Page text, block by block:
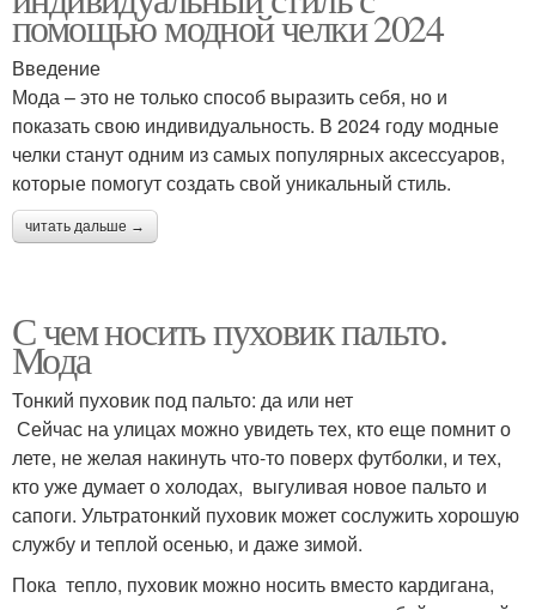
помощью модной челки 2024
Введение
Мода – это не только способ выразить себя, но и
показать свою индивидуальность. В 2024 году модные
челки станут одним из самых популярных аксессуаров,
которые помогут создать свой уникальный стиль.
читать дальше →
С чем носить пуховик пальто.
Мода
Тонкий пуховик под пальто: да или нет
Сейчас на улицах можно увидеть тех, кто еще помнит о
лете, не желая накинуть что-то поверх футболки, и тех,
кто уже думает о холодах, выгуливая новое пальто и
сапоги. Ультратонкий пуховик может сослужить хорошую
службу и теплой осенью, и даже зимой.
Пока тепло, пуховик можно носить вместо кардигана,